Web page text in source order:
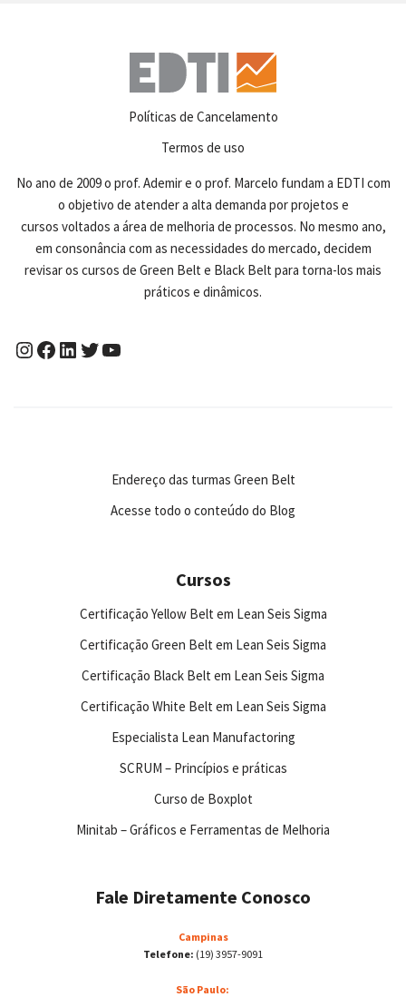
Políticas de Cancelamento
Termos de uso
No ano de 2009 o prof. Ademir e o prof. Marcelo fundam a EDTI com
o objetivo de atender a alta demanda por projetos e
cursos voltados a área de melhoria de processos. No mesmo ano,
em consonância com as necessidades do mercado, decidem
revisar os cursos de Green Belt e Black Belt para torna-los mais
práticos e dinâmicos.
Endereço das turmas Green Belt
Acesse todo o conteúdo do Blog
Cursos
Certificação Yellow Belt em Lean Seis Sigma
Certificação Green Belt em Lean Seis Sigma
Certificação Black Belt em Lean Seis Sigma
Certificação White Belt em Lean Seis Sigma
Especialista Lean Manufactoring
SCRUM – Princípios e práticas
Curso de Boxplot
Minitab – Gráficos e Ferramentas de Melhoria
Fale Diretamente Conosco
Campinas
Telefone: (19) 3957-9091
São Paulo: